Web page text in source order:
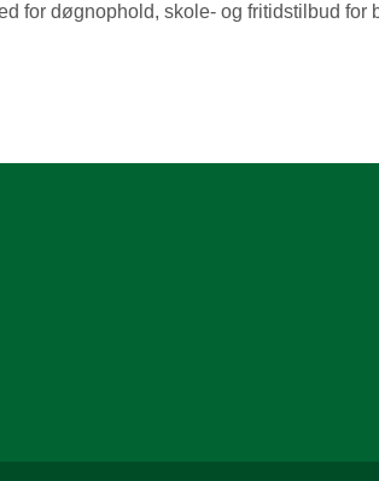
for døgnophold, skole- og fritidstilbud